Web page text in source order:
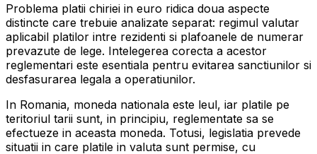
Problema platii chiriei in euro ridica doua aspecte
distincte care trebuie analizate separat: regimul valutar
aplicabil platilor intre rezidenti si plafoanele de numerar
prevazute de lege. Intelegerea corecta a acestor
reglementari este esentiala pentru evitarea sanctiunilor si
desfasurarea legala a operatiunilor.
In Romania, moneda nationala este leul, iar platile pe
teritoriul tarii sunt, in principiu, reglementate sa se
efectueze in aceasta moneda. Totusi, legislatia prevede
situatii in care platile in valuta sunt permise, cu